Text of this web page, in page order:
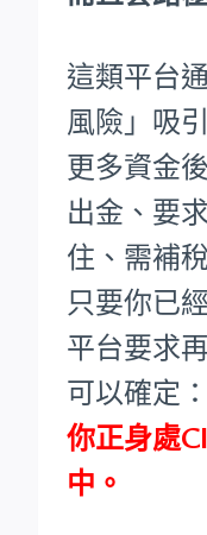
這類平台
風險」吸
更多資金
出金、要
住、需補
只要你已
平台要求
可以確定：
你正身處
中。